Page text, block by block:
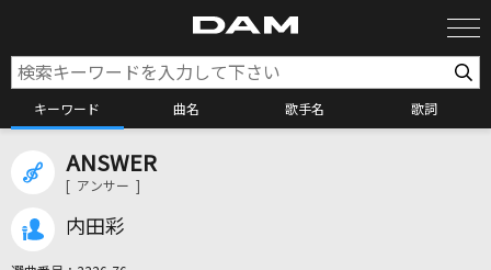
キーワード 曲名 歌手名 歌詞
ANSWER
[ アンサー ]
内田彩